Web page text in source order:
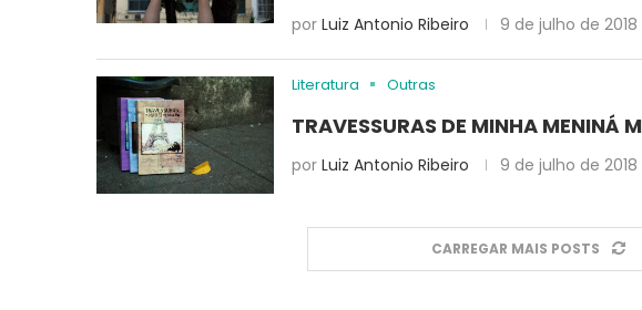
por Luiz Antonio Ribeiro 9 de julho de 2018
Literatura Outras
TRAVESSURAS DE MINHA MENINÁ
por Luiz Antonio Ribeiro 9 de julho de 2018
CARREGAR MAIS POSTS